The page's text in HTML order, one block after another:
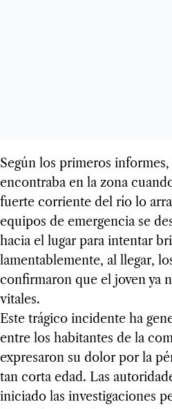
Según los primeros
encontraba en la zona
fuerte corriente del río lo
equipos de emergencia se
hacia el lugar para intentar
lamentablemente, al llegar,
confirmaron que el joven ya
vitales.
Este trágico incidente ha
entre los habitantes de la
expresaron su dolor por la
tan corta edad. Las
iniciado las investigaciones